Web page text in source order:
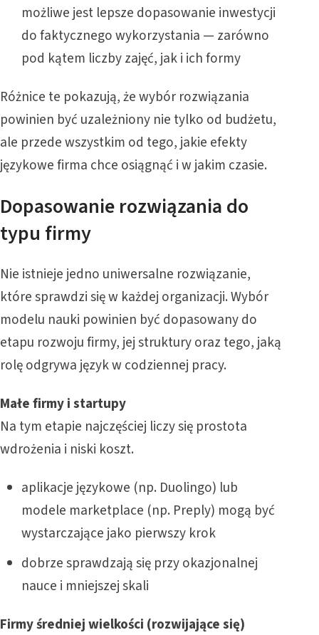
możliwe jest lepsze dopasowanie inwestycji
do faktycznego wykorzystania — zarówno
pod kątem liczby zajęć, jak i ich formy
Różnice te pokazują, że wybór rozwiązania
powinien być uzależniony nie tylko od budżetu,
ale przede wszystkim od tego, jakie efekty
językowe firma chce osiągnąć i w jakim czasie.
Dopasowanie rozwiązania do
typu firmy
Nie istnieje jedno uniwersalne rozwiązanie,
które sprawdzi się w każdej organizacji. Wybór
modelu nauki powinien być dopasowany do
etapu rozwoju firmy, jej struktury oraz tego, jaką
rolę odgrywa język w codziennej pracy.
Małe firmy i startupy
Na tym etapie najczęściej liczy się prostota
wdrożenia i niski koszt.
aplikacje językowe (np. Duolingo) lub
modele marketplace (np. Preply) mogą być
wystarczające jako pierwszy krok
dobrze sprawdzają się przy okazjonalnej
nauce i mniejszej skali
Firmy średniej wielkości (rozwijające się)